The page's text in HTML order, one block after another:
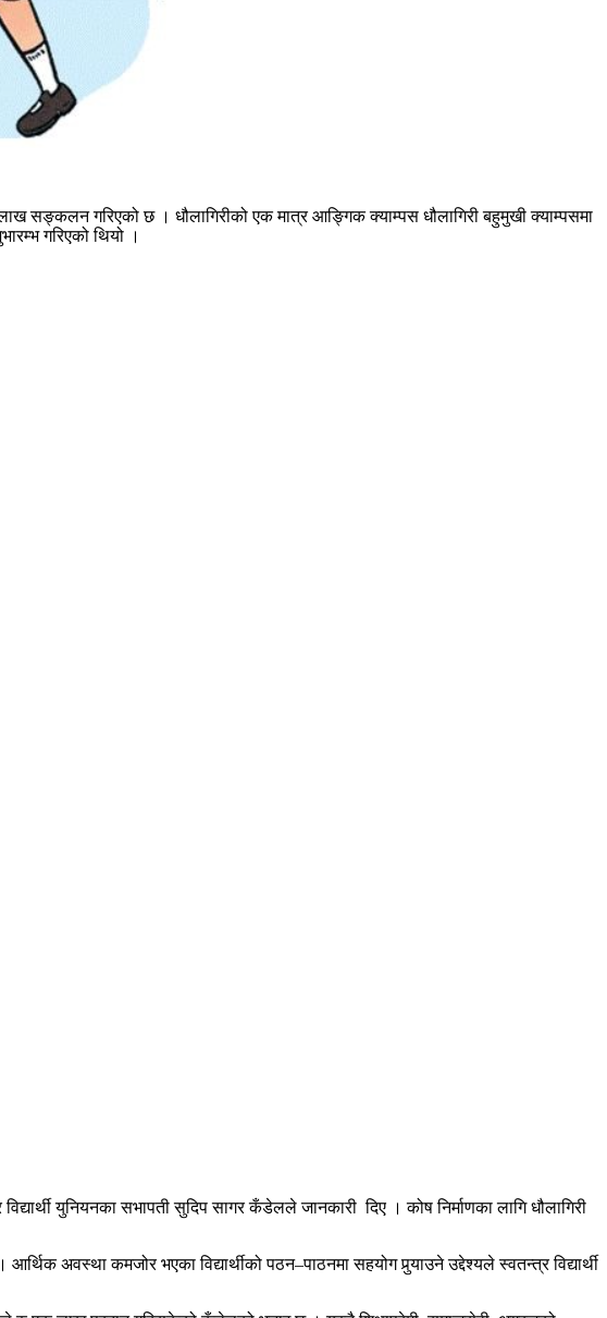
सङ्कलन गरिएको छ । धौलागिरीको एक मात्र आङ्गिक क्याम्पस धौलागिरी बहुमुखी क्याम्पसमा
गरिएको थियो ।
युनियनका सभापती सुदिप सागर कँडेलले जानकारी दिए । कोष निर्माणका लागि धौलागिरी
अवस्था कमजोर भएका विद्यार्थीको पठन–पाठनमा सहयोग पुर्‍याउने उद्देश्यले स्वतन्त्र विद्यार्थी